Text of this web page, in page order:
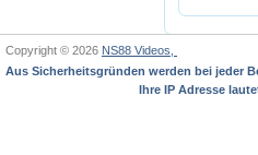
Copyright © 2026 NS88 Videos,
Aus Sicherheitsgründen werden bei jeder
Ihre IP Adresse